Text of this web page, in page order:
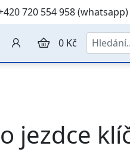
720 554 958 (whatsapp)
0 Kč
jezdce